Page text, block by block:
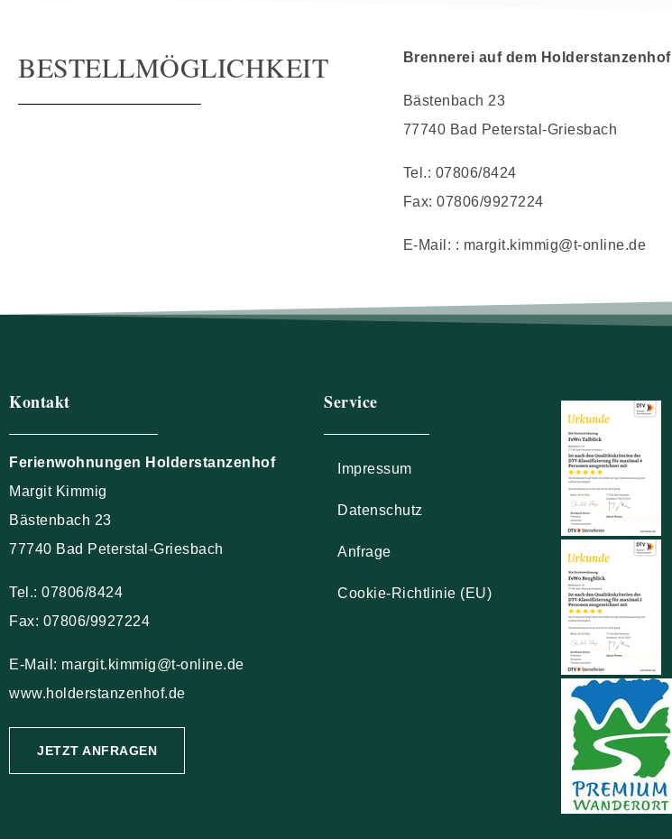
BESTELLMÖGLICHKEIT Brennerei auf dem Holderstanzenhof
Bästenbach 23
77740 Bad Peterstal-Griesbach
Tel.: 07806/8424
Fax: 07806/9927224
E-Mail: : margit.kimmig@t-online.de
Kontakt
Ferienwohnungen Holderstanzenhof
Margit Kimmig
Bästenbach 23
77740 Bad Peterstal-Griesbach
Tel.: 07806/8424
Fax: 07806/9927224
E-Mail: margit.kimmig@t-online.de
www.holderstanzenhof.de
JETZT ANFRAGEN
Service
Impressum
Datenschutz
Anfrage
Cookie-Richtlinie (EU)